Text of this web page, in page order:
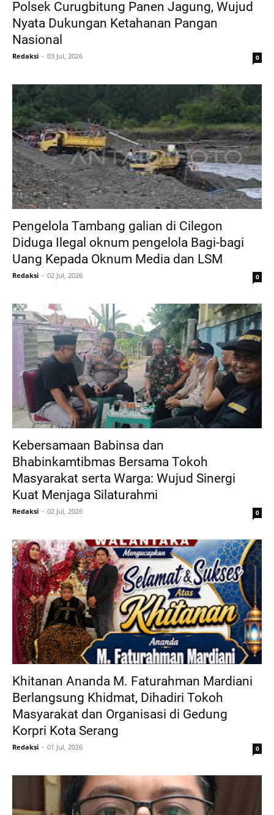
Polsek Curugbitung Panen Jagung, Wujud
Nyata Dukungan Ketahanan Pangan
Nasional
Redaksi 03 Jul, 2026 0
Pengelola Tambang galian di Cilegon
Diduga Ilegal oknum pengelola Bagi-bagi
Uang Kepada Oknum Media dan LSM
Redaksi 02 Jul, 2026 0
Kebersamaan Babinsa dan
Bhabinkamtibmas Bersama Tokoh
Masyarakat serta Warga: Wujud Sinergi
Kuat Menjaga Silaturahmi
Redaksi 02 Jul, 2026 0
Khitanan Ananda M. Faturahman Mardiani
Berlangsung Khidmat, Dihadiri Tokoh
Masyarakat dan Organisasi di Gedung
Korpri Kota Serang
Redaksi 01 Jul, 2026 0